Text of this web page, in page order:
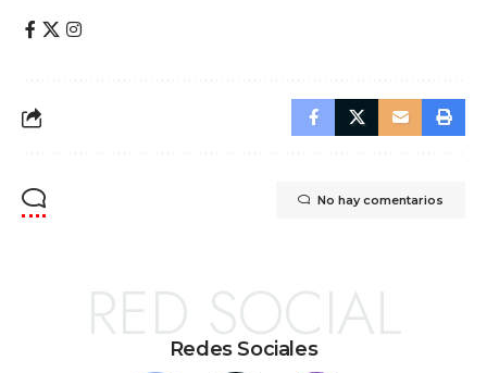
No hay comentarios
Redes Sociales
RED SOCIAL